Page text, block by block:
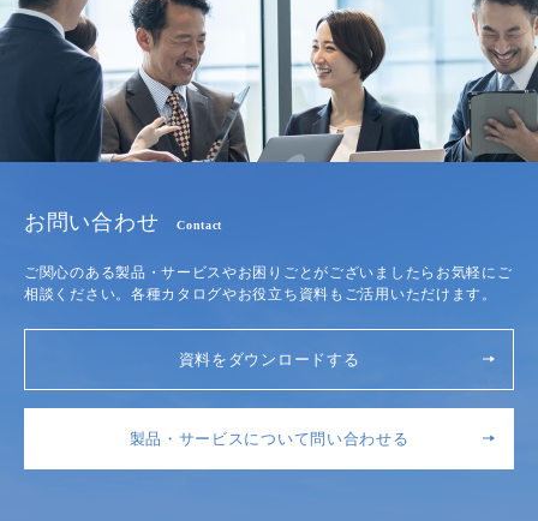
お問い合わせ Contact
ご関心のある製品・サービスやお困りごとがございましたらお気軽にご
相談ください。各種カタログやお役立ち資料もご活用いただけます。
資料をダウンロードする
製品・サービスについて問い合わせる